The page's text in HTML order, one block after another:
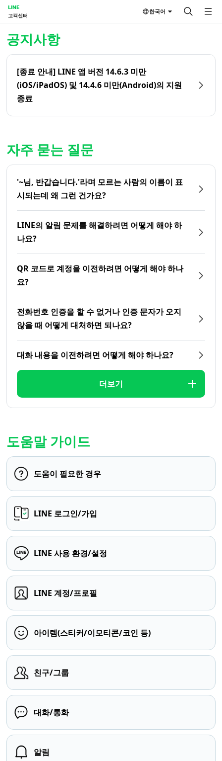
LINE
고객센터
한국어
공지사항
[종료 안내] LINE 앱 버전 14.6.3 미만
(iOS/iPadOS) 및 14.4.6 미만(Android)의 지원
종료
자주 묻는 질문
'~님, 반갑습니다.'라며 모르는 사람의 이름이 표
시되는데 왜 그런 건가요?
LINE의 알림 문제를 해결하려면 어떻게 해야 하
나요?
QR 코드로 계정을 이전하려면 어떻게 해야 하나
요?
전화번호 인증을 할 수 없거나 인증 문자가 오지
않을 때 어떻게 대처하면 되나요?
대화 내용을 이전하려면 어떻게 해야 하나요?
더보기
도움말 가이드
도움이 필요한 경우
LINE 로그인/가입
LINE 사용 환경/설정
LINE 계정/프로필
아이템(스티커/이모티콘/코인 등)
친구/그룹
대화/통화
알림